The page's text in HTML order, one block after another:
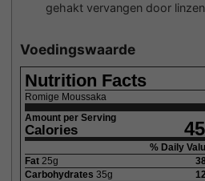
gehakt vervangen door
Voedingswaarde
Nutrition Facts
Romige Moussaka
Amount per Serving
Calories
% Daily
Fat 25g
Carbohydrates 35g 12